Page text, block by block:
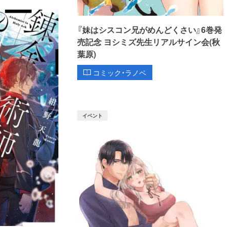
『妹はシスコン兄がめんどくさい』6巻発
売記念 ヨシミズ先生リアルサイン会(秋
葉原)
コミック・ラノベ
イベント